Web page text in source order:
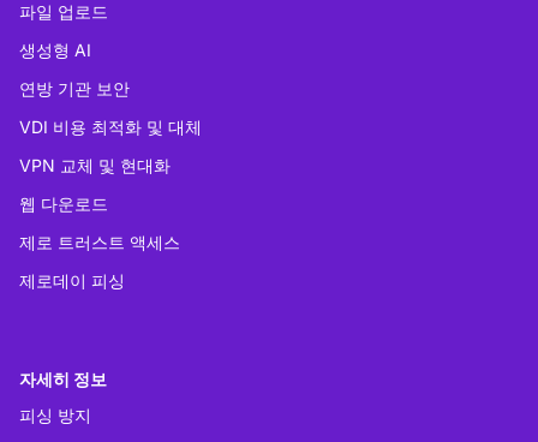
파일 업로드
생성형 AI
연방 기관 보안
VDI 비용 최적화 및 대체
VPN 교체 및 현대화
웹 다운로드
제로 트러스트 액세스
제로데이 피싱
자세히 정보
피싱 방지